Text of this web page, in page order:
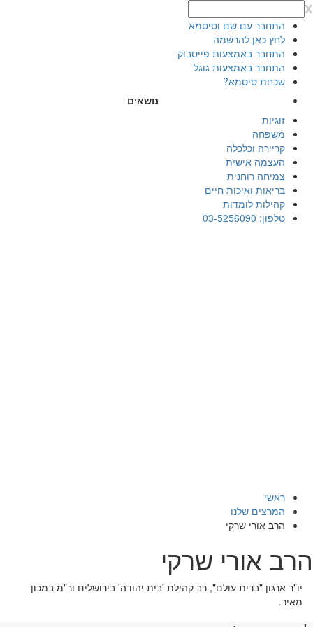
x
התחבר עם שם וסיסמא
לחץ כאן להרשמה
התחבר באמצעות פייסבוק
התחבר באמצעות גוגל
שכחת סיסמא?
נושאים
זוגיות
משפחה
קריירה וכלכלה
העצמה אישית
צמיחה רוחנית
בריאות ואיכות חיים
קהילות לומדות
טלפון: 03-5256090
ראשי
המרצים שלנו
הרב אורי שרקי
הרב אורי שרקי
יו"ר ארגון "ברית עולם", רב קהילת 'בית יהודה' בירושלים ור"מ במכון
מאיר.